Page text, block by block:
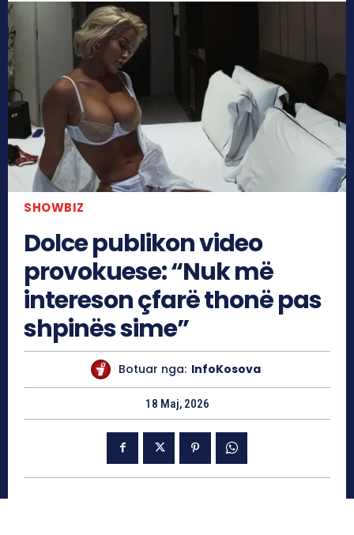
SHOWBIZ
Dolce publikon video
provokuese: “Nuk më
intereson çfarë thonë pas
shpinës sime”
Botuar nga: InfoKosova
18 Maj, 2026